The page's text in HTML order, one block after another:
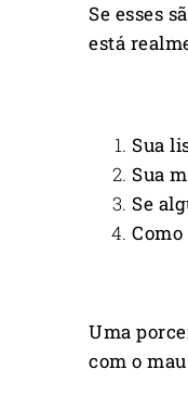
Se esses
está
Sua
Sua
Se
Uma
com o